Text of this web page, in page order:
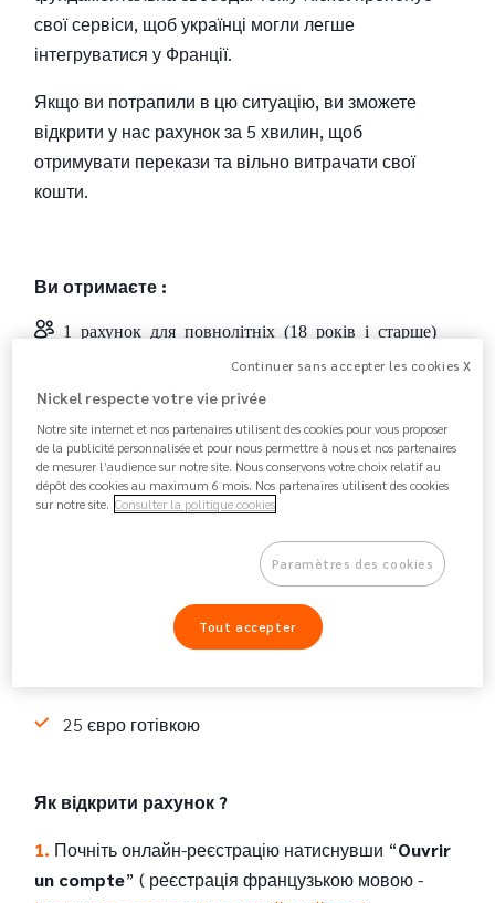
свої сервіси, щоб українці могли легше
інтегруватися у Франції.
Якщо ви потрапили в цю ситуацію, ви зможете
відкрити у нас рахунок за 5 хвилин, щоб
отримувати перекази та вільно витрачати свої
кошти.
Ви отримаєте :
1 рахунок для повнолітніх (18 років і старше)
1 міжнародну карту Mastercard
1 французький IBAN (реквізити)
Що для цього вам потрібно:
1 мобільний телефон
25 євро готівкою
Як відкрити рахунок ?
1. Почніть онлайн-реєстрацію натиснувши “Ouvrir
un compte” ( реєстрація французькою мовою -
Continuer sans accepter les cookies X
Nickel respecte votre vie privée
Notre site internet et nos partenaires utilisent des cookies pour vous proposer
de la publicité personnalisée et pour nous permettre à nous et nos partenaires
de mesurer l’audience sur notre site. Nous conservons votre choix relatif au
dépôt des cookies au maximum 6 mois. Nos partenaires utilisent des cookies
sur notre site. Consulter la politique cookies
Paramètres des cookies
Tout accepter